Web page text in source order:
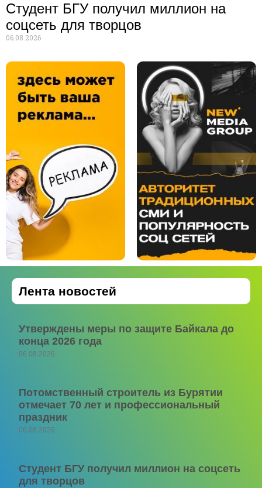
Студент БГУ получил миллион на
соцсеть для творцов
06.08.2026
Лента новостей
Утверждены меры по защите Байкала до
конца 2026 года
06.08.2026
Потомственный строитель из Бурятии
отмечает 70 лет и профессиональный
праздник
06.08.2026
Студент БГУ получил миллион на соцсеть
для творцов